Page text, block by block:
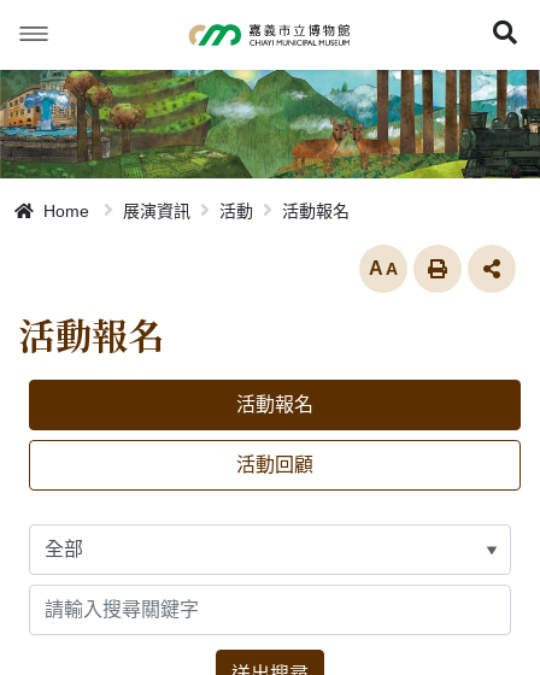
要
內
容
Home 展演資訊 活動 活動報名
放大
活動報名
活動報名
活動回顧